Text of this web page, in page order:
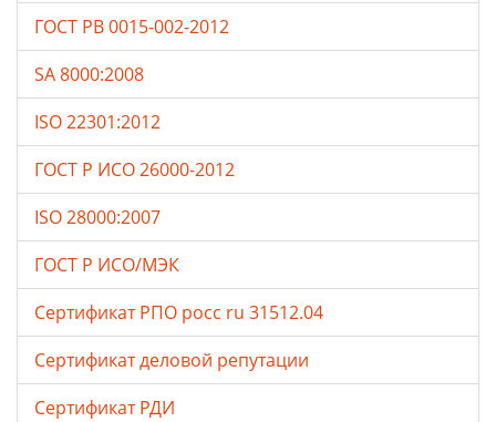
ГОСТ РВ 0015-002-2012
SA 8000:2008
ISO 22301:2012
ГОСТ Р ИСО 26000-2012
ISO 28000:2007
ГОСТ Р ИСО/МЭК
Сертификат РПО росс ru 31512.04
Сертификат деловой репутации
Сертификат РДИ